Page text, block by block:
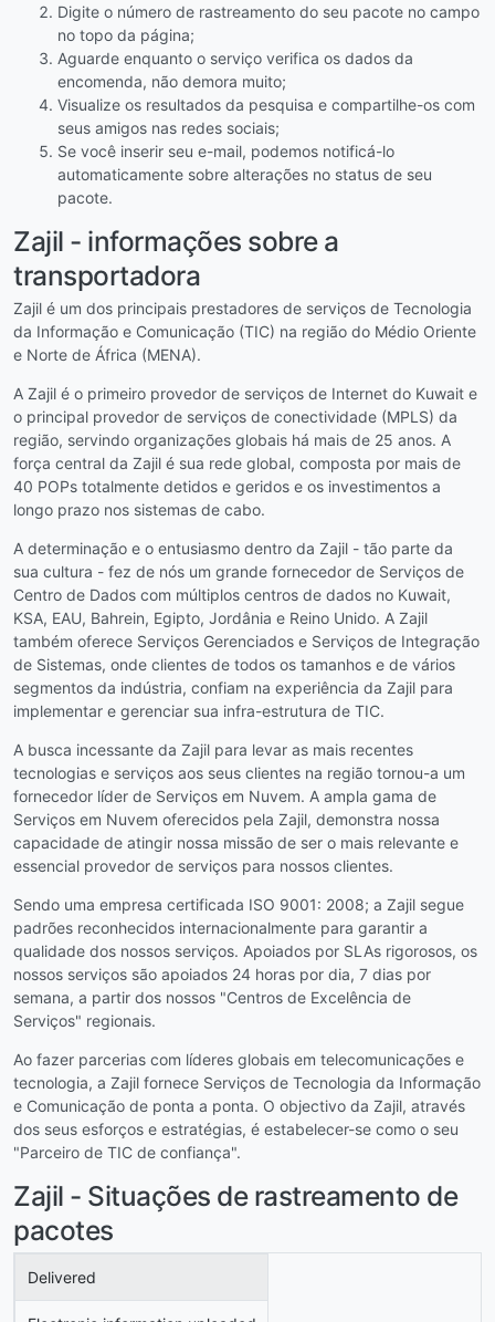
Digite o número de rastreamento do seu pacote no campo
no topo da página;
Aguarde enquanto o serviço verifica os dados da
encomenda, não demora muito;
Visualize os resultados da pesquisa e compartilhe-os com
seus amigos nas redes sociais;
Se você inserir seu e-mail, podemos notificá-lo
automaticamente sobre alterações no status de seu
pacote.
Zajil - informações sobre a
transportadora
Zajil é um dos principais prestadores de serviços de Tecnologia
da Informação e Comunicação (TIC) na região do Médio Oriente
e Norte de África (MENA).
A Zajil é o primeiro provedor de serviços de Internet do Kuwait e
o principal provedor de serviços de conectividade (MPLS) da
região, servindo organizações globais há mais de 25 anos. A
força central da Zajil é sua rede global, composta por mais de
40 POPs totalmente detidos e geridos e os investimentos a
longo prazo nos sistemas de cabo.
A determinação e o entusiasmo dentro da Zajil - tão parte da
sua cultura - fez de nós um grande fornecedor de Serviços de
Centro de Dados com múltiplos centros de dados no Kuwait,
KSA, EAU, Bahrein, Egipto, Jordânia e Reino Unido. A Zajil
também oferece Serviços Gerenciados e Serviços de Integração
de Sistemas, onde clientes de todos os tamanhos e de vários
segmentos da indústria, confiam na experiência da Zajil para
implementar e gerenciar sua infra-estrutura de TIC.
A busca incessante da Zajil para levar as mais recentes
tecnologias e serviços aos seus clientes na região tornou-a um
fornecedor líder de Serviços em Nuvem. A ampla gama de
Serviços em Nuvem oferecidos pela Zajil, demonstra nossa
capacidade de atingir nossa missão de ser o mais relevante e
essencial provedor de serviços para nossos clientes.
Sendo uma empresa certificada ISO 9001: 2008; a Zajil segue
padrões reconhecidos internacionalmente para garantir a
qualidade dos nossos serviços. Apoiados por SLAs rigorosos, os
nossos serviços são apoiados 24 horas por dia, 7 dias por
semana, a partir dos nossos "Centros de Excelência de
Serviços" regionais.
Ao fazer parcerias com líderes globais em telecomunicações e
tecnologia, a Zajil fornece Serviços de Tecnologia da Informação
e Comunicação de ponta a ponta. O objectivo da Zajil, através
dos seus esforços e estratégias, é estabelecer-se como o seu
"Parceiro de TIC de confiança".
Zajil - Situações de rastreamento de
pacotes
Delivered